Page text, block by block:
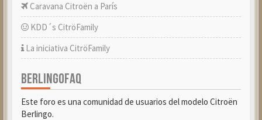
Caravana Citroën a París
KDD´s CitröFamily
La iniciativa CitröFamily
BERLINGOFAQ
Este foro es una comunidad de usuarios del modelo Citroën
Berlingo.